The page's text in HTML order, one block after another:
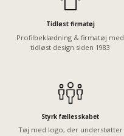
Tidløst firmatøj
Profilbeklædning & firmatøj med
tidløst design siden 1983
Styrk fællesskabet
Tøj med logo, der understøtter